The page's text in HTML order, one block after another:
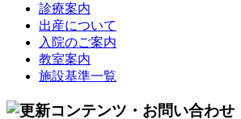
診療案内
出産について
入院のご案内
教室案内
施設基準一覧